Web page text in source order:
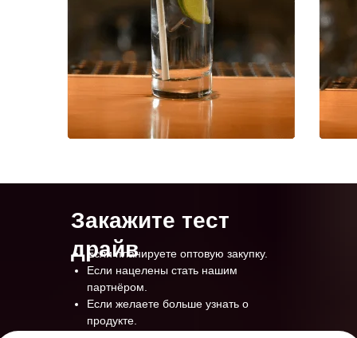
Если планируете оптовую закупку.
Если нацелены стать нашим
партнёром.
Если желаете больше узнать о
продукте.
Закажите тест
драйв